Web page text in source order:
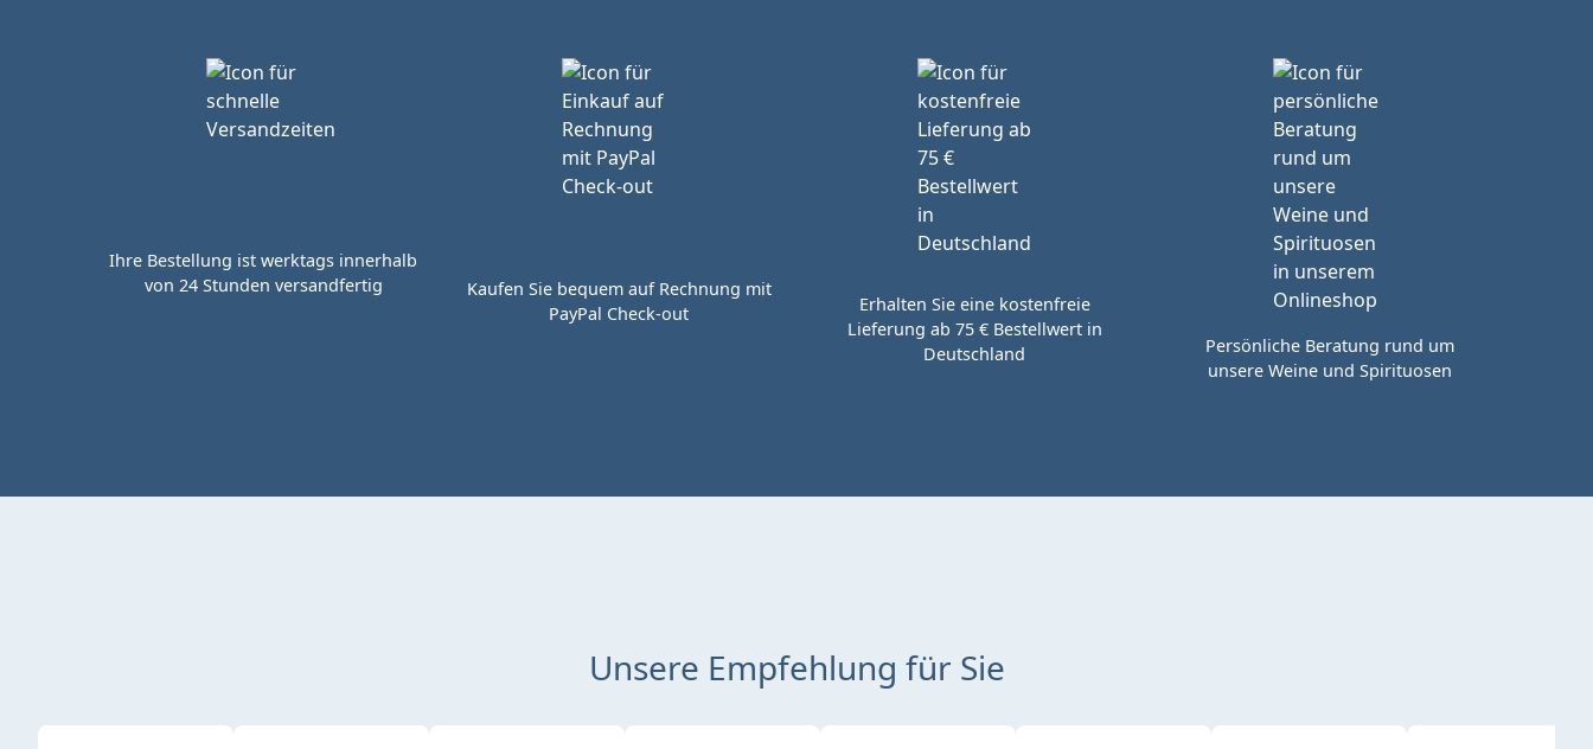
Ihre Bestellung ist werktags innerhalb
von 24 Stunden versandfertig
Kaufen Sie bequem auf Rechnung mit
PayPal Check-out
Erhalten Sie eine kostenfreie
Lieferung ab 75 € Bestellwert in
Deutschland
Persönliche Beratung rund um
unsere Weine und Spirituosen
Unsere Empfehlung für Sie
Produktgalerie überspringen